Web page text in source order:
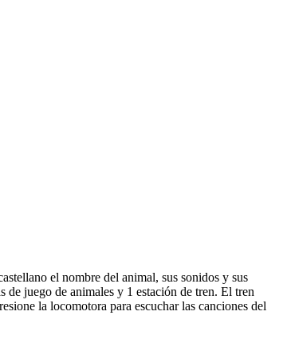
el nombre del animal, sus sonidos y sus
de juego de animales y 1 estación de tren. El tren
la locomotora para escuchar las canciones del